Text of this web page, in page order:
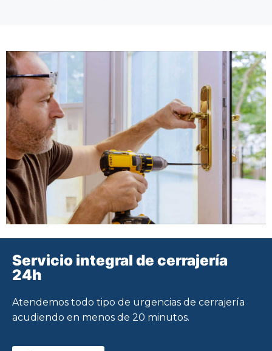
Servicio integral de cerrajería
24h
Atendemos todo tipo de urgencias de cerrajería
acudiendo en menos de 20 minutos.